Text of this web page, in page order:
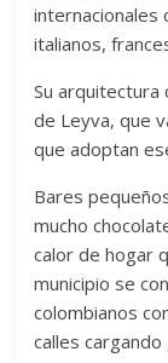
internacionales
italianos,
Su arquitectura
de Leyva, que
que adoptan
Bares
mucho
calor de hogar
municipio se
colombianos
calles